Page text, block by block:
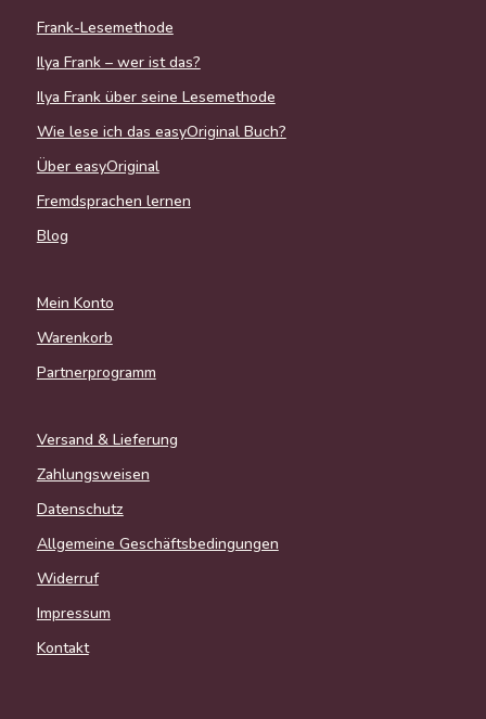
Frank-Lesemethode
Ilya Frank – wer ist das?
Ilya Frank über seine Lesemethode
Wie lese ich das easyOriginal Buch?
Über easyOriginal
Fremdsprachen lernen
Blog
Mein Konto
Warenkorb
Partnerprogramm
Versand & Lieferung
Zahlungsweisen
Datenschutz
Allgemeine Geschäftsbedingungen
Widerruf
Impressum
Kontakt